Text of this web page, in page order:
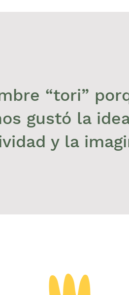
“tori”
gustó la
y la